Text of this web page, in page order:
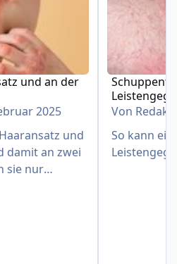
und an der
2025
und
damit an zwei
sie nur
Von
So kann